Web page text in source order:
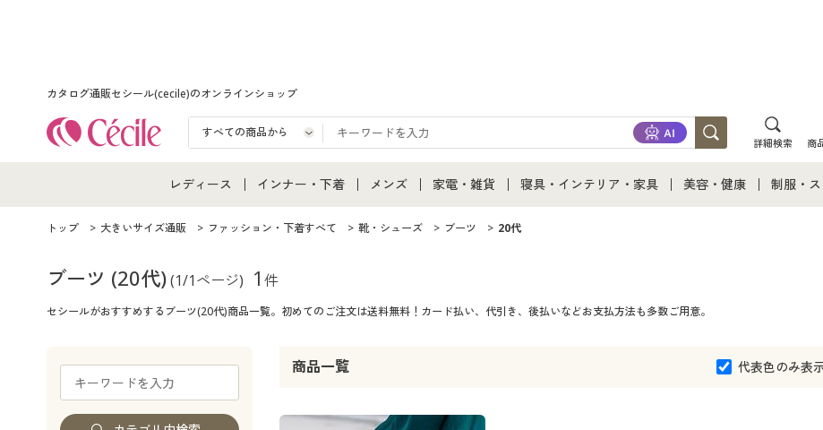
カタログ通販セシール(cecile)のオンラインショップ
詳細検索 商
レディース
レディース通販すべて
レディースファッション
女性下着
インナー・下着
インナー・下着通販すべて
女性下着
メンズ下着
ジュニア・ティーンズ下着
メンズ
メンズ通販すべて
メンズ下着
家電・雑貨
家電・雑貨すべて
キッチン・雑貨・日用品
寝具・インテリア・家具
寝具・ベッド
美容・健康 制服・
トップ 大きいサイズ通販 ファッション・下着すべて 靴・シューズ ブーツ 20代
ブーツ (20代)(1/1ページ) 1 件
セシールがおすすめするブーツ(20代)商品一覧。初めてのご注文は送料無料！カード払い、代引き、後払いなどお支払方法も多数ご用意。
商品一覧 代表色のみ表